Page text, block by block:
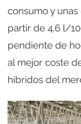
consumo y
partir de 4,6 l/
pendiente de
al mejor coste
híbridos del